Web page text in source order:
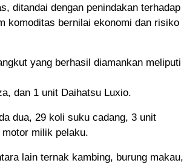
ditandai dengan penindakan terhadap
komoditas bernilai ekonomi dan risiko
yang berhasil diamankan meliputi
dan 1 unit Daihatsu Luxio.
dua, 29 koli suku cadang, 3 unit
milik pelaku.
lain ternak kambing, burung makau,